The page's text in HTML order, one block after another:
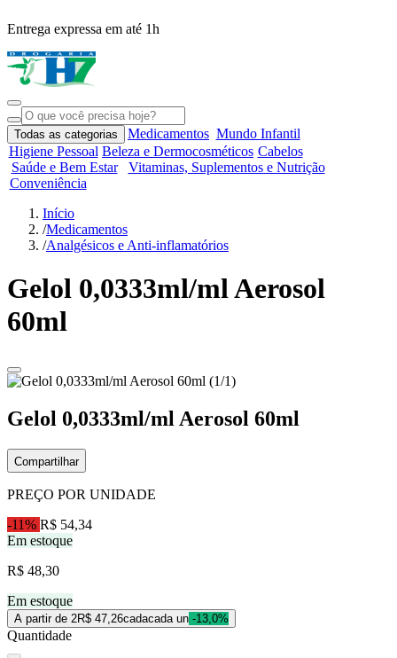
Entrega expressa em até 1h
Todas as categorias Medicamentos Mundo Infantil
Higiene Pessoal Beleza e Dermocosméticos Cabelos
Saúde e Bem Estar
Vitaminas, Suplementos e Nutrição
Conveniência
Início
/Medicamentos
/Analgésicos e Anti-inflamatórios
Gelol 0,0333ml/ml Aerosol
60ml
Gelol 0,0333ml/ml Aerosol 60ml
Compartilhar
PREÇO POR UNIDADE
-11% R$ 54,34
Em estoque
R$ 48,30
Em estoque
A partir de 2R$ 47,26cadacada un -13,0%
Quantidade